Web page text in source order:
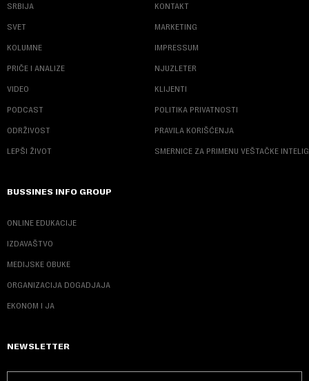
SRBIJA
SVET
KOLUMNE
PRIČE I ANALIZE
VIDEO
PODCAST
ODRŽIVOST
LEPŠI ŽIVOT
KONTAKT
MARKETING
IMPRESSUM
NJUZLETER
KLIJENTI
POLITIKA PRIVATNOSTI
PRAVILA KORIŠĆENJA
SMERNICE ZA PRIMENU VEŠTAČKE
BUSSINES INFO GROUP
ONLINE EDUKACIJE
IZDAVAŠTVO
MEDIJSKE OBUKE
ORGANIZACIJA DOGADJAJA
EKONOM I JA
NEWSLETTER